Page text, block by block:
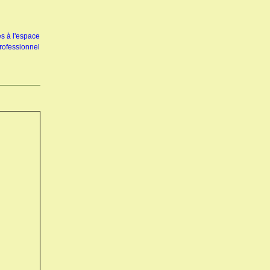
à l'espace